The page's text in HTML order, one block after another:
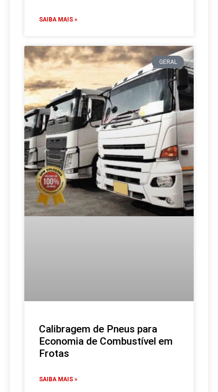
SAIBA MAIS »
GERAL
Calibragem de Pneus para
Economia de Combustível em
Frotas
SAIBA MAIS »